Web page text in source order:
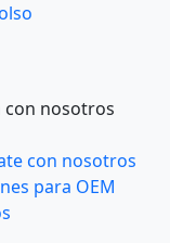
con nosotros
con nosotros
para OEM